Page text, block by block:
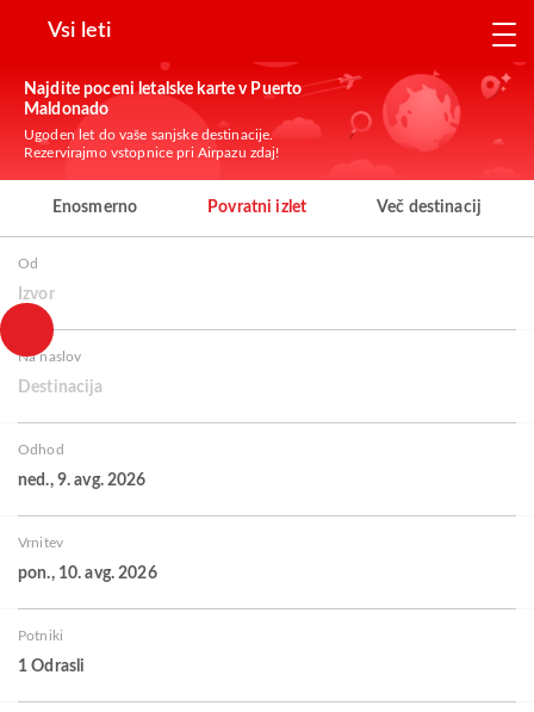
Vsi leti
Najdite poceni letalske karte v Puerto
Maldonado
Ugoden let do vaše sanjske destinacije.
Rezervirajmo vstopnice pri Airpazu zdaj!
Enosmerno Povratni izlet Več destinacij
Od
Izvor
Na naslov
Destinacija
Odhod
ned., 9. avg. 2026
Vrnitev
pon., 10. avg. 2026
Potniki
1 Odrasli